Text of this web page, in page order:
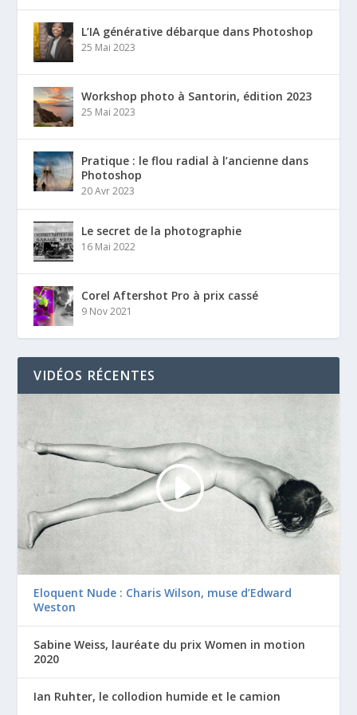
L’IA générative débarque dans Photoshop
25 Mai 2023
Workshop photo à Santorin, édition 2023
25 Mai 2023
Pratique : le flou radial à l’ancienne dans
Photoshop
20 Avr 2023
Le secret de la photographie
16 Mai 2022
Corel Aftershot Pro à prix cassé
9 Nov 2021
VIDÉOS RÉCENTES
Eloquent Nude : Charis Wilson, muse d’Edward
Weston
Sabine Weiss, lauréate du prix Women in motion
2020
Ian Ruhter, le collodion humide et le camion